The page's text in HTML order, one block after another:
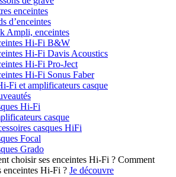
enceintes
d’enceintes
Ampli, enceintes
Hi-Fi B&W
Hi-Fi Davis Acoustics
Hi-Fi Pro-Ject
Hi-Fi Sonus Faber
Fi et amplificateurs casque
Hi-Fi
casque
casques HiFi
Focal
Grado
Comment
enceintes Hi-Fi ? Je découvre